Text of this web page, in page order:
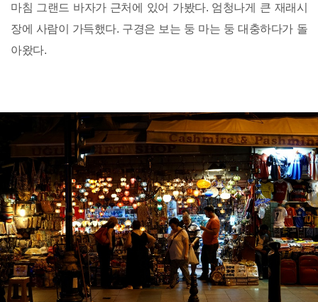
마침 그랜드 바자가 근처에 있어 가봤다. 엄청나게 큰 재래시
장에 사람이 가득했다. 구경은 보는 둥 마는 둥 대충하다가 돌
아왔다.